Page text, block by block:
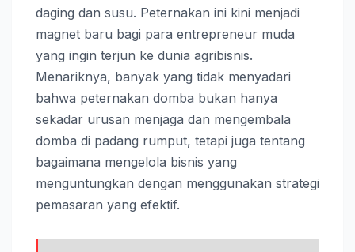
daging dan susu. Peternakan ini kini menjadi
magnet baru bagi para entrepreneur muda
yang ingin terjun ke dunia agribisnis.
Menariknya, banyak yang tidak menyadari
bahwa peternakan domba bukan hanya
sekadar urusan menjaga dan mengembala
domba di padang rumput, tetapi juga tentang
bagaimana mengelola bisnis yang
menguntungkan dengan menggunakan strategi
pemasaran yang efektif.